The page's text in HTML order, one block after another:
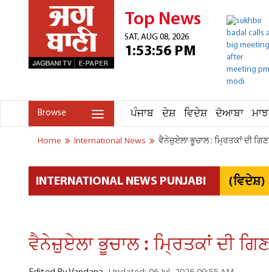
Top News
SAT, AUG 08, 2026
1:53:56 PM
Browse ਪੰਜਾਬ ਦੇਸ਼ ਵਿਦੇਸ਼ ਦੋਆਬਾ
Home International News ਵੈਨੇਜ਼ੁਏਲਾ ਭੂਚਾਲ : ਮ੍ਰਿਤਕਾਂ ਦੀ
INTERNATIONAL NEWS PUNJABI (ਵਿਦੇਸ਼)
ਵੈਨੇਜ਼ੁਏਲਾ ਭੂਚਾਲ : ਮ੍ਰਿਤਕਾਂ ਦੀ